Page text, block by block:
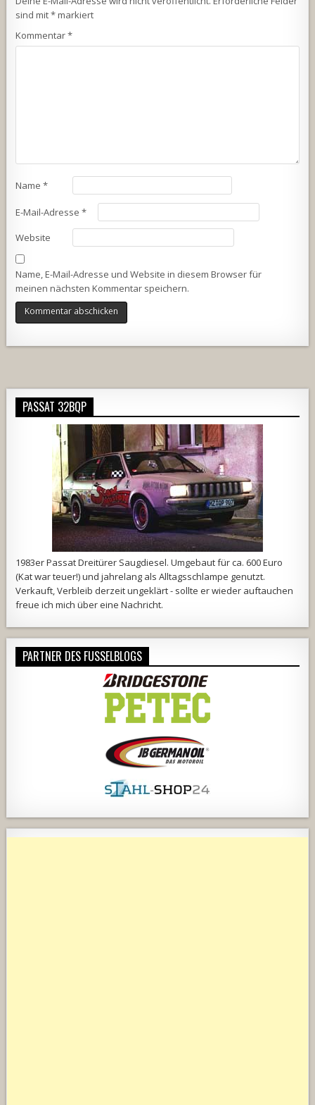
sind mit*markiert
Kommentar*
Name*
E-Mail-Adresse*
Website
Name, E-Mail-Adresse und Website in diesem Browser für
meinen nächsten Kommentar speichern.
PASSAT 32BQP
1983er Passat Dreitürer Saugdiesel. Umgebaut für ca. 600 Euro
(Kat war teuer!) und jahrelang als Alltagsschlampe genutzt.
Verkauft, Verbleib derzeit ungeklärt - sollte er wieder auftauchen
freue ich mich über eine Nachricht.
PARTNER DES FUSSELBLOGS